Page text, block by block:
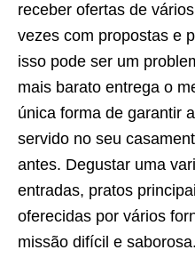
receber ofertas de
vezes com propostas e
isso pode ser um
mais barato entrega o
única forma de garantir
servido no seu
antes. Degustar uma
entradas, pratos
oferecidas por vários
missão difícil e